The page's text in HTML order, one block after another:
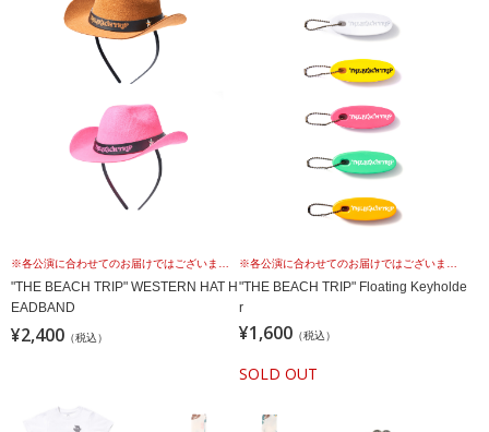
※各公演に合わせてのお届けではございませんこと、予めご理解の上、お買い求めください。
"THE BEACH TRIP" WESTERN HAT H
EADBAND
¥2,400 （税込）
※各公演に合わせてのお届けではございませんこと、予めご理解の上、お買い求めください。
"THE BEACH TRIP" Floating Keyholde
r
¥1,600 （税込）
SOLD OUT